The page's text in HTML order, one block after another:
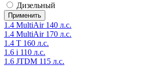
Дизельный
1.4 MultiAir 140 л.с.
1.4 MultiAir 170 л.с.
1.4 T 160 л.с.
1.6 i 110 л.с.
1.6 JTDM 115 л.с.